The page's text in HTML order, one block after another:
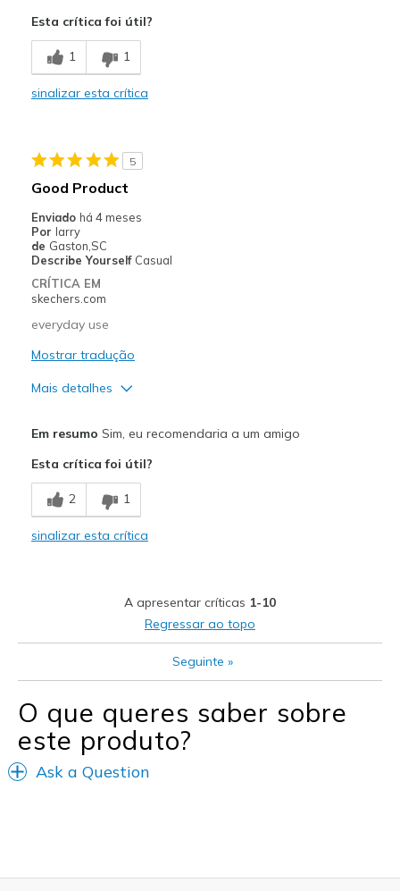
Stylish
Contras
Heavy
Casual Wear
Special Occasions
Width
Sizing
View On Shoes
Esta crítica foi útil?
1 1
sinalizar esta crítica
5
Good Product
Enviado há 4 meses
Por larry
de Gaston,SC
Describe Yourself Casual
CRÍTICA EM
skechers.com
everyday use
Mostrar tradução
Mais detalhes
Comfortable
Durable
Feels true to width
Sizing
Feels true to size
Shoes are for Wearing
Em resumo Sim, eu recomendaria a um amigo
Esta crítica foi útil?
2 1
sinalizar esta crítica
A apresentar críticas 1-10
Regressar ao topo
Seguinte »
O que queres saber sobre
este produto?
Ask a Question